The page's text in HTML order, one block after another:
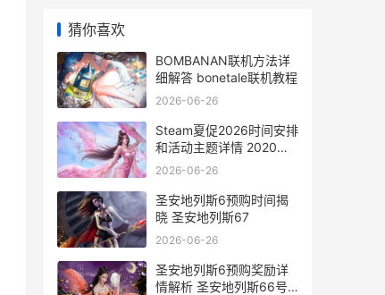
猜你喜欢
BOMBANAN联机方法详
细解答 bonetale联机教程
2026-06-26
Steam夏促2026时间安排
和活动主题详情 2020年
steam夏促
2026-06-26
圣安地列斯6预购时间揭
晓 圣安地列斯67
2026-06-26
圣安地列斯6预购奖励详
情解析 圣安地列斯66号